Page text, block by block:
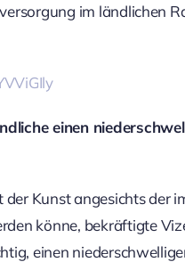
im ländlichen
einen
Kunst angesichts der
könne, bekräftigte
einen